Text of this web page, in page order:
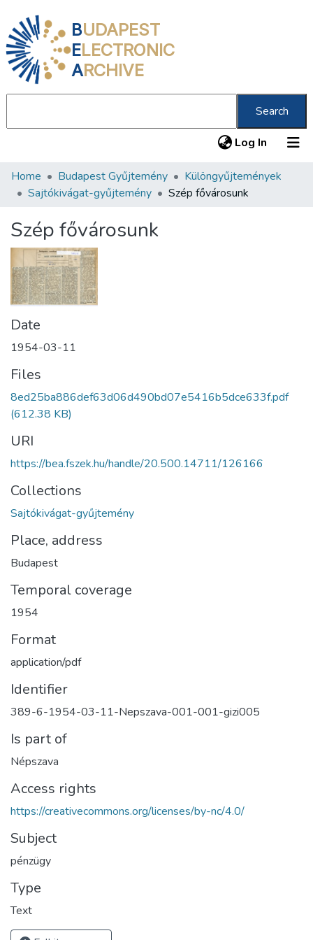
BUDAPEST
ELECTRONIC
ARCHIVE
Search
Log In (current)
Communities & Collections
Statistics
About us
Home Budapest Gyűjtemény
Különgyűjtemények
Sajtókivágat-gyűjtemény
Szép fővárosunk
Szép fővárosunk
Date
1954-03-11
Files
8ed25ba886def63d06d490bd07e5416b5dce633f.pdf
(612.38 KB)
URI
https://bea.fszek.hu/handle/20.500.14711/126166
Collections
Sajtókivágat-gyűjtemény
Place, address
Budapest
Temporal coverage
1954
Format
application/pdf
Identifier
389-6-1954-03-11-Nepszava-001-001-gizi005
Is part of
Népszava
Access rights
https://creativecommons.org/licenses/by-nc/4.0/
Subject
pénzügy
Type
Text